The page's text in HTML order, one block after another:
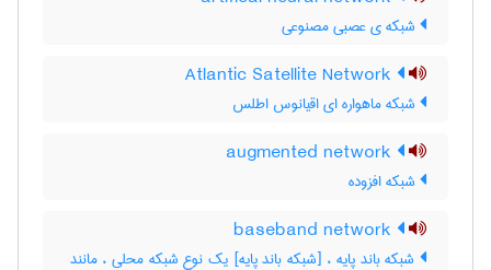
شبکه ی عصبی مصنوعی
شبکه ماهواره ای اقیانوس اطلس
شبکه افزوده